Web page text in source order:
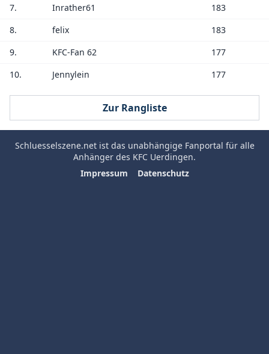
7.
Inrather61
183
8.
felix
183
9.
KFC-Fan 62
177
10.
Jennylein 177
Zur Rangliste
Schluesselszene.netist das unabhängige Fanportal für alle
Anhänger des KFC Uerdingen.
Impressum
Datenschutz